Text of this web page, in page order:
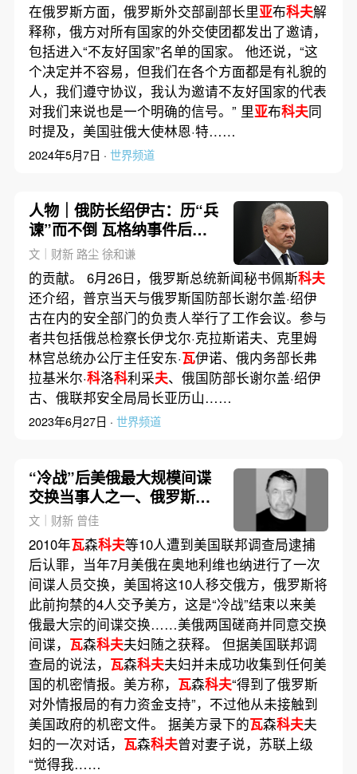
在俄罗斯方面，俄罗斯外交部副部长里亚布科夫解
释称，俄方对所有国家的外交使团都发出了邀请，
包括进入“不友好国家”名单的国家。 他还说，“这
个决定并不容易，但我们在各个方面都是有礼貌的
人，我们遵守协议，我认为邀请不友好国家的代表
对我们来说也是一个明确的信号。” 里亚布科夫同
时提及，美国驻俄大使林恩·特……
2024年5月7日 · 世界频道
人物｜俄防长绍伊古：历“兵
谏”而不倒 瓦格纳事件后暂
成受益者？
文｜财新 路尘 徐和谦
的贡献。 6月26日，俄罗斯总统新闻秘书佩斯科夫
还介绍，普京当天与俄罗斯国防部长谢尔盖·绍伊
古在内的安全部门的负责人举行了工作会议。参与
者共包括俄总检察长伊戈尔·克拉斯诺夫、克里姆
林宫总统办公厅主任安东·瓦伊诺、俄内务部长弗
拉基米尔·科洛科利采夫、俄国防部长谢尔盖·绍伊
古、俄联邦安全局局长亚历山……
2023年6月27日 · 世界频道
“冷战”后美俄最大规模间谍
交换当事人之一、俄罗斯前
特工瓦 森科夫
讣闻
文｜财新 曾佳
2010年瓦森科夫等10人遭到美国联邦调查局逮捕
后认罪，当年7月美俄在奥地利维也纳进行了一次
间谍人员交换，美国将这10人移交俄方，俄罗斯将
此前拘禁的4人交予美方，这是“冷战”结束以来美
俄最大宗的间谍交换……美俄两国磋商并同意交换
间谍， 瓦森科夫夫妇随之获释。 但据美国联邦调
查局的说法， 瓦森科夫夫妇并未成功收集到任何美
国的机密情报。美方称， 瓦森科夫“得到了俄罗斯
对外情报局的有力资金支持”，不过他从未接触到
美国政府的机密文件。 据美方录下的瓦森科夫夫
妇的一次对话， 瓦森科夫曾对妻子说，苏联上级
“觉得我……